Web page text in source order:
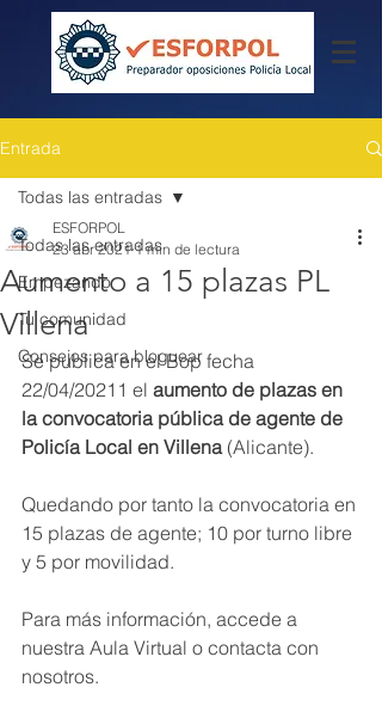
Entrada
Todas las entradas
Empezando
Tu comunidad
Consejos para bloguear
Todas las entradas
Aumento a 15 plazas PL
Villena
ESFORPOL
23 abr 2021 1 min de lectura
Se publica en el Bop fecha
22/04/20211 el aumento de plazas en
la convocatoria pública de agente de
Policía Local en Villena (Alicante).
Quedando por tanto la convocatoria en
15 plazas de agente; 10 por turno libre
y 5 por movilidad.
Para más información, accede a
nuestra Aula Virtual o contacta con
nosotros.